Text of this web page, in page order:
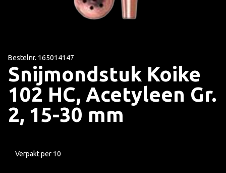
Bestelnr. 165014147
Snijmondstuk Koike
102 HC, Acetyleen Gr.
2, 15-30 mm
Verpakt per 10